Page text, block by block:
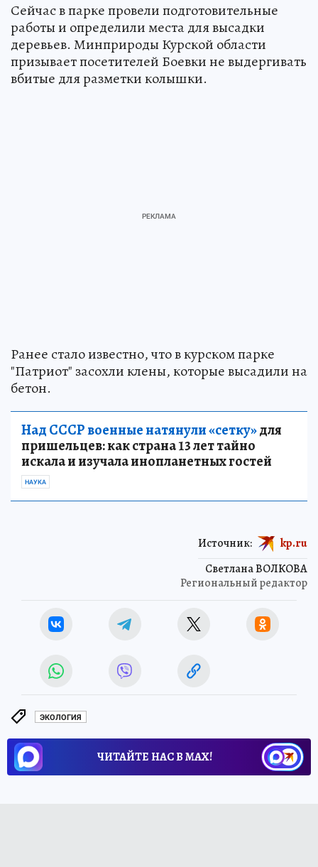
Сейчас в парке провели подготовительные
работы и определили места для высадки
деревьев. Минприроды Курской области
призывает посетителей Боевки не выдергивать
вбитые для разметки колышки.
Ранее стало известно, что в курском парке
"Патриот" засохли клены, которые высадили на
бетон.
Над СССР военные натянули «сетку»для
пришельцев: как страна 13 лет тайно
искала и изучала инопланетных гостей
НАУКА
Светлана ВОЛКОВА
Региональный редактор
Источник: kp.ru
ЭКОЛОГИЯ
ЧИТАЙТЕ НАС В МАХ!